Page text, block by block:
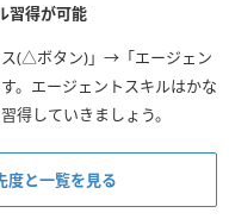
習得が可能
ス(△ボタン)」→「エージェン
。エージェントスキルはかな
得していきましょう。
と一覧を見る